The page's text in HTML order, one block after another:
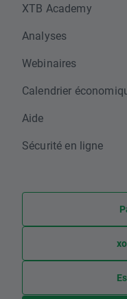
XTB Academy
Analyses
Webinaires
Calendrier
Aide
Sécurité en ligne